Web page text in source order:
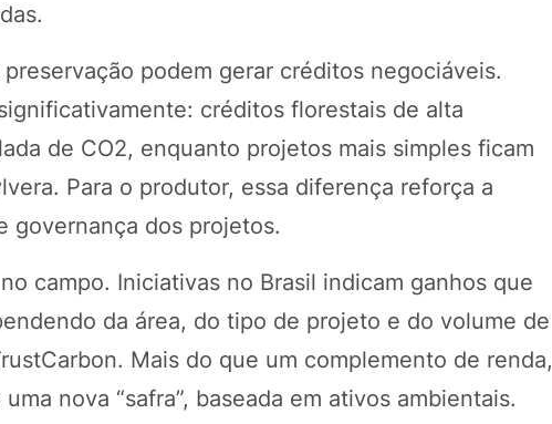
podem gerar créditos negociáveis.
créditos florestais de alta
de CO2, enquanto projetos mais simples ficam
Para o produtor, essa diferença reforça a
governança dos projetos.
campo. Iniciativas no Brasil indicam ganhos que
da área, do tipo de projeto e do volume de
Mais do que um complemento de renda,
nova “safra”, baseada em ativos ambientais.